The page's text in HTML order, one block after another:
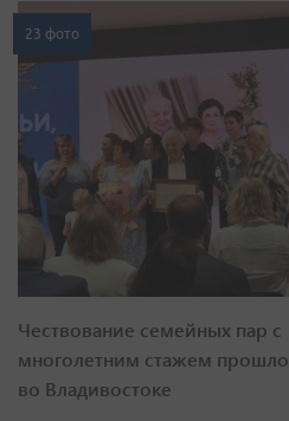
23 фото
Чествование семейных пар с
многолетним стажем прошло
во Владивостоке